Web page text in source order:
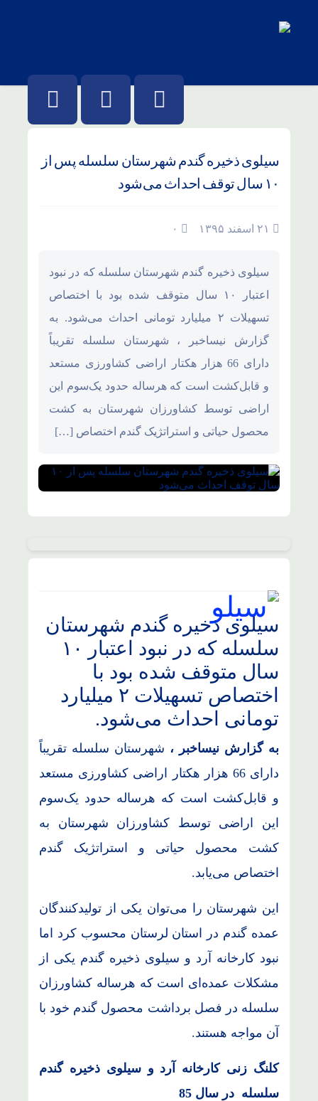
سیلوی ذخیره گندم شهرستان سلسله پس از
۱۰ سال توقف احداث می‌شود
۰
سیلوی ذخیره گندم شهرستان سلسله که در نبود
اعتبار ۱۰ سال متوقف شده بود با اختصاص
تسهیلات ۲ میلیارد تومانی احداث می‌شود. به
گزارش نیساخبر ، شهرستان سلسله تقریباً
دارای 66 هزار هکتار اراضی کشاورزی مستعد
و قابل‌کشت است که هرساله حدود یک‌سوم این
اراضی توسط کشاورزان شهرستان به کشت
محصول حیاتی و استراتژیک گندم اختصاص […]
سیلوی ذخیره گندم شهرستان
سلسله که در نبود اعتبار ۱۰
سال متوقف شده بود با
اختصاص تسهیلات ۲ میلیارد
تومانی احداث می‌شود.
به گزارش نیساخبر ، شهرستان سلسله تقریباً
دارای 66 هزار هکتار اراضی کشاورزی مستعد
و قابل‌کشت است که هرساله حدود یک‌سوم
این اراضی توسط کشاورزان شهرستان به
کشت محصول حیاتی و استراتژیک گندم
اختصاص می‌یابد.
این شهرستان را می‌توان ‌یکی از تولیدکنندگان
عمده گندم در استان لرستان محسوب کرد اما
نبود کارخانه آرد و سیلوی ذخیره گندم یکی از
مشکلات عمده‌ای است که هرساله کشاورزان
سلسله در فصل برداشت محصول گندم خود با
آن مواجه هستند.
کلنگ زنی کارخانه آرد و سیلوی ذخیره گندم
سلسله در سال 85